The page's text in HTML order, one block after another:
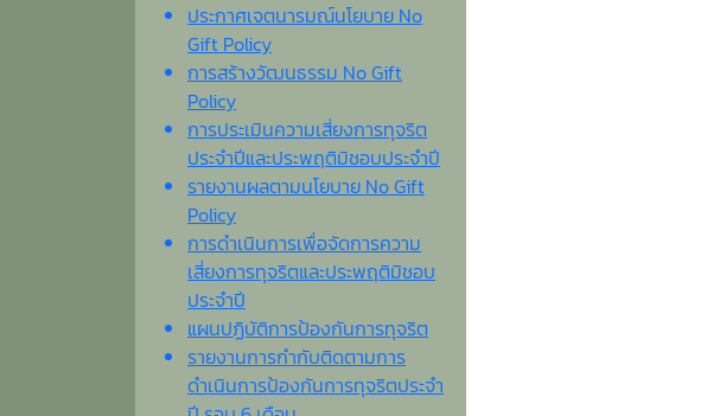
ประกาศเจตนารมณ์นโยบาย No
Gift Policy
การสร้างวัฒนธรรม No Gift
Policy
การประเมินความเสี่ยงการทุจริต
ประจำปีและประพฤติมิชอบประจำปี
รายงานผลตามนโยบาย No Gift
Policy
การดำเนินการเพื่อจัดการความ
เสี่ยงการทุจริตและประพฤติมิชอบ
ประจำปี
แผนปฏิบัติการป้องกันการทุจริต
รายงานการกำกับติดตามการ
ดำเนินการป้องกันการทุจริตประจำ